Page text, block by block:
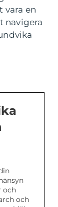
vara en
navigera
och
och